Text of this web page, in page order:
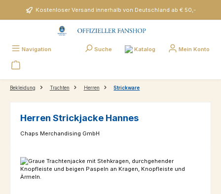
Zum Hauptinhalt springenKostenloser Versand innerhalb von Deutschland ab € 50,-
Navigation Suche Katalog Mein Konto
Bekleidung Trachten Herren Strickware
Herren Strickjacke Hannes
Chaps Merchandising GmbH
Bildergalerie überspringen